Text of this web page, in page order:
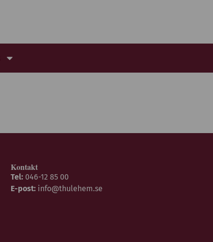
Kontakt
Tel: 046-12 85 00
E-post: info@thulehem.se